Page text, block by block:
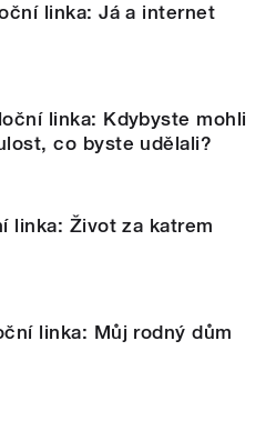
linka: Já a internet
linka: Kdybyste mohli
co byste udělali?
linka: Život za katrem
linka: Můj rodný dům